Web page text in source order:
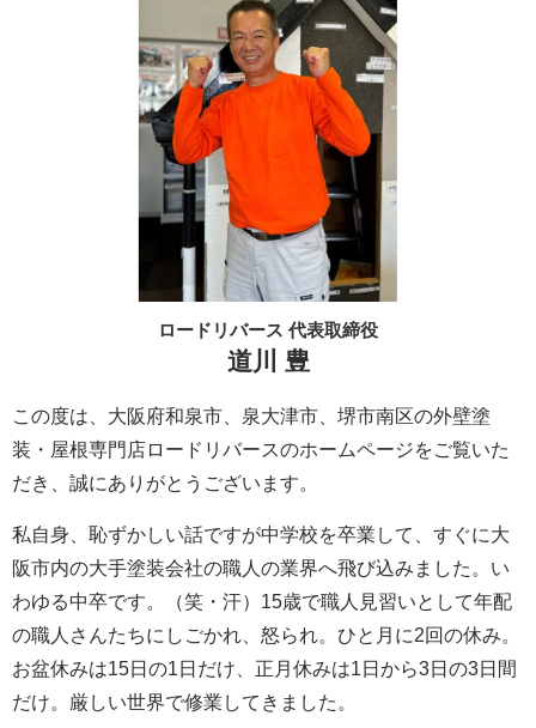
ロードリバース 代表取締役
道川 豊
この度は、大阪府和泉市、泉大津市、堺市南区の外壁塗
装・屋根専門店ロードリバースのホームページをご覧いた
だき、誠にありがとうございます。
私自身、恥ずかしい話ですが中学校を卒業して、すぐに大
阪市内の大手塗装会社の職人の業界へ飛び込みました。い
わゆる中卒です。（笑・汗）15歳で職人見習いとして年配
の職人さんたちにしごかれ、怒られ。ひと月に2回の休み。
お盆休みは15日の1日だけ、正月休みは1日から3日の3日間
だけ。厳しい世界で修業してきました。